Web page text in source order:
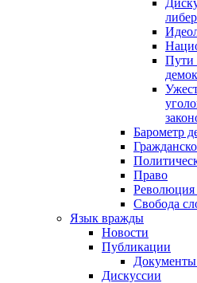
Пути
Барометр
Право
Революция
Свобода
Язык вражды
Новости
Публикации
Документы
Дискуссии